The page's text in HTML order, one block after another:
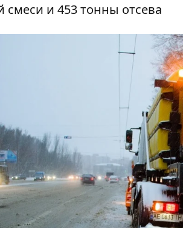
смеси и 453 тонны отсева